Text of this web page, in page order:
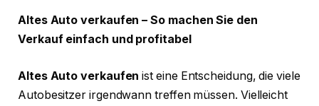
Altes Auto verkaufen – So machen Sie den
Verkauf einfach und profitabel
Altes Auto verkaufen ist eine Entscheidung, die viele
Autobesitzer irgendwann treffen müssen. Vielleicht